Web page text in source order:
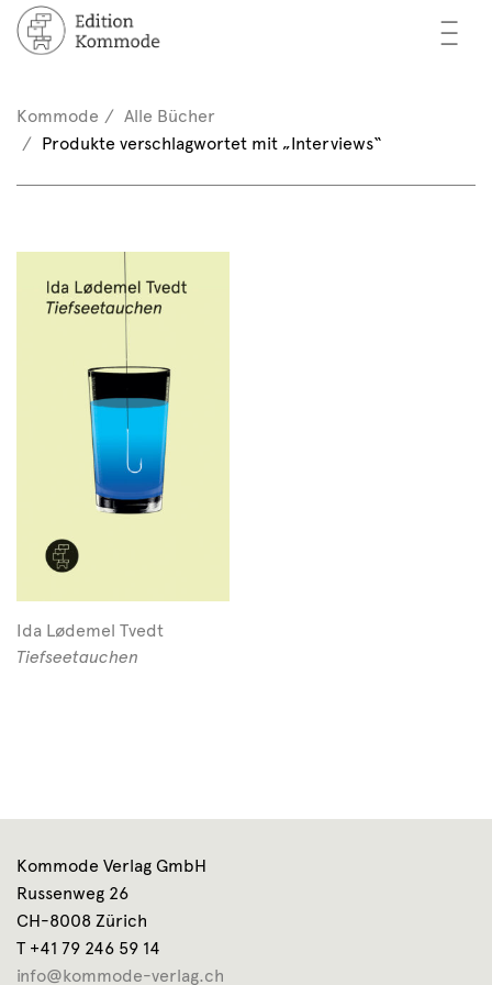
—
—
—
/ Registrieren
(0)
Kommode
Alle Bücher
Produkte verschlagwortet mit „Interviews“
Ida Lødemel Tvedt
Tiefseetauchen
Kommode Verlag GmbH
Russenweg 26
CH-8008 Zürich
T +41 79 246 59 14
info@kommode-verlag.ch